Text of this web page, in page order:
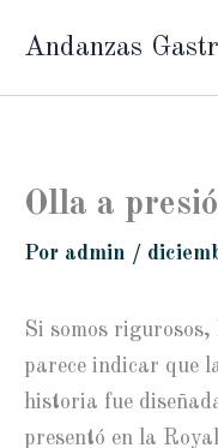
Andanzas
Olla a
Por admin /
Si somos rigurosos,
parece indicar que
historia fue
presentó en la